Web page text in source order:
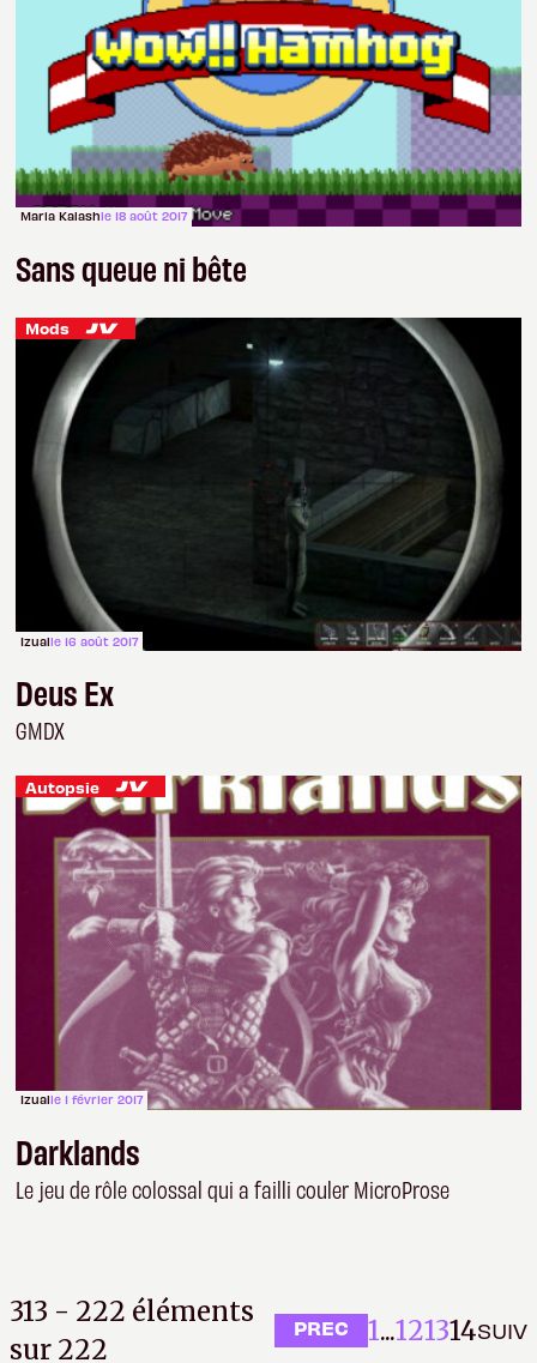
Maria Kalashle 18 août 2017
Sans queue ni bête
Mods
Izualle 16 août 2017
Deus Ex
GMDX
Autopsie
Izualle 1 février 2017
Darklands
Le jeu de rôle colossal qui a failli couler MicroProse
313 - 222 éléments
sur 222
PREC 1...121314SUIV